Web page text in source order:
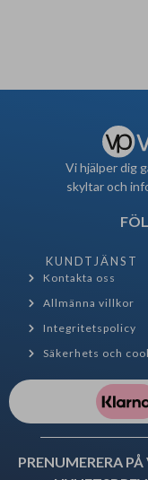
Vi hjälper dig
skyltar och
KUNDTJÄNST
Kontakta oss
Allmänna villkor
Integritetspolicy
Säkerhets och
PRENUMERERA PÅ